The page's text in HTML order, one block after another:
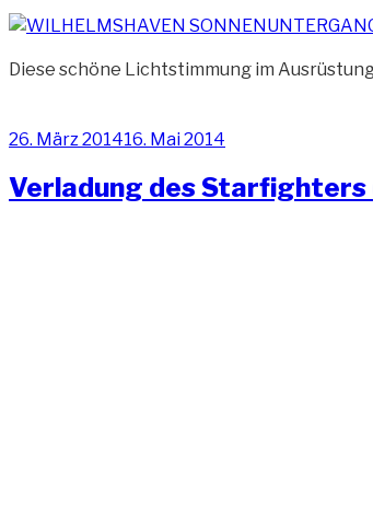
Diese schöne Lichtstimmung im
Veröffentlicht
26. März 201416. Mai 2014
Verladung des